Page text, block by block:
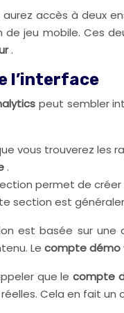
accès à deux
de jeu mobile. Ces
.
l’interface
peut sembler
vous trouverez les
.
permet de créer
section est
est basée sur
Le compte démo
que le compte
Cela en fait